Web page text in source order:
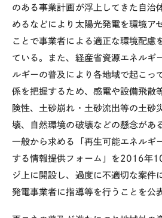
のある事業計画が浮上してきた自治
めるなどにより太陽光発電を環境ア
ことで事業者による適正な環境配慮
ている。また、経産省資源エネルギ
ルギーの普及により各地域で起こっ
係を把握するため、感電や設備飛散
険性、土砂崩れ・土砂流出等の土砂
壊、自然環境の破壊などの懸念があ
一般から求める「再生可能エネルギ
する情報提供フォーム」を2016年
ジ上に開設し、過度に不適切な案件
発電事業者に指導等を行うことを公